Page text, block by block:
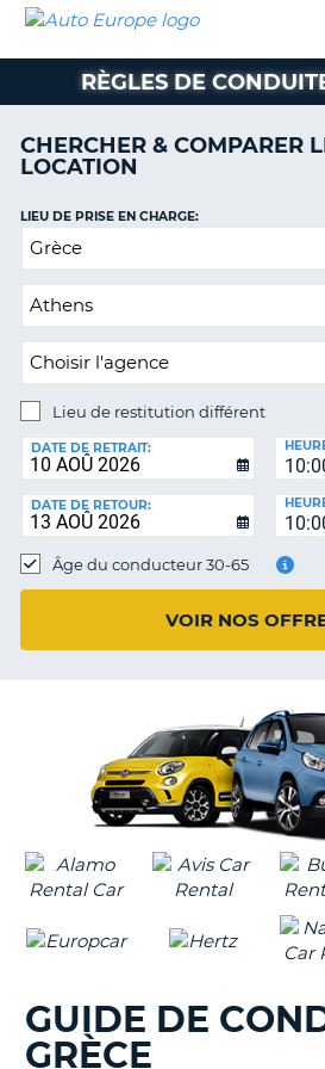
LOCATION
VOITURE
CAMPING-
CAR
AUTO
EUROPE
LOCATION
VOITURE
CAMPING-
CAR
PARTENAIRES
SUPPORT
CLIENT
COMPTE
MA
RÈGLES DE
CHERCHER & COMPARER
LOCATION
Lieu
restitution
LIEU DE PRISE EN CHARGE:
Lieu de restitution différent
DE
RESTITUTION:
DATE DE RETRAIT:
DATE DE RETOUR:
Âge du conducteur 30-65
VOIR NOS
GUIDE DE
GRÈCE